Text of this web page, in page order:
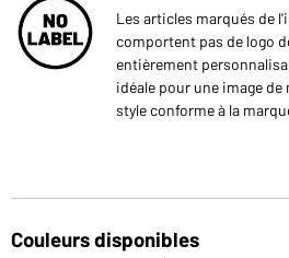
Les articles marqués de
comportent pas de logo
entièrement
idéale pour une image
style conforme à la
Couleurs disponibles